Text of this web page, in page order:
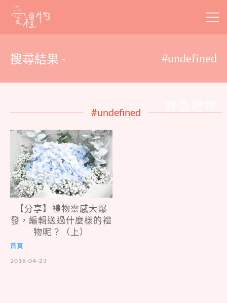
Skip
搜尋結果 - #undefined
#undefined
【分享】禮物靈感大爆
發，編輯送過什麼樣的禮
物呢？（上）
首頁
2018-04-23